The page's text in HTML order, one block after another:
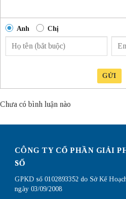
Anh Chị
GỬI
Chưa có bình luận nào
CÔNG TY CỔ PHẦN GIẢI
SỐ
GPKD số 0102893352 do Sở Kế
ngày 03/09/2008